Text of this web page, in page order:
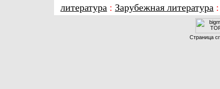
литература : Зарубежная литература
Страница